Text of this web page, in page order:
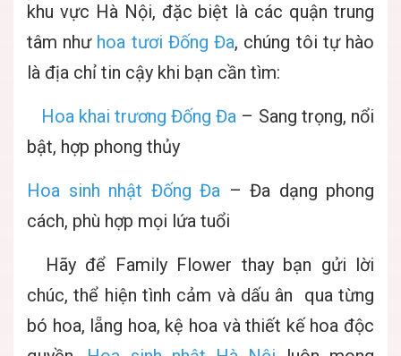
khu vực Hà Nội, đặc biệt là các quận trung
tâm như hoa tươi Đống Đa, chúng tôi tự hào
là địa chỉ tin cậy khi bạn cần tìm:
Hoa khai trương Đống Đa – Sang trọng, nổi
bật, hợp phong thủy
Hoa sinh nhật Đống Đa – Đa dạng phong
cách, phù hợp mọi lứa tuổi
Hãy để Family Flower thay bạn gửi lời
chúc, thể hiện tình cảm và dấu ân qua từng
bó hoa, lẵng hoa, kệ hoa và thiết kế hoa độc